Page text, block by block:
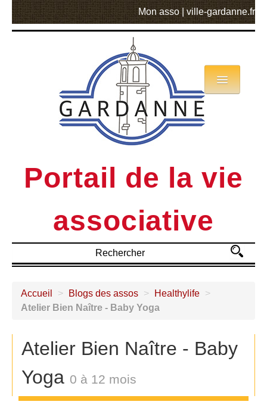
Mon asso ville-gardanne.fr
Portail de la vie
associative
Annuaire
Actualités
MVA
Accueil > Blogs des assos > Healthylife >
Atelier Bien Naître - Baby Yoga
Atelier Bien Naître - Baby
Yoga 0 à 12 mois